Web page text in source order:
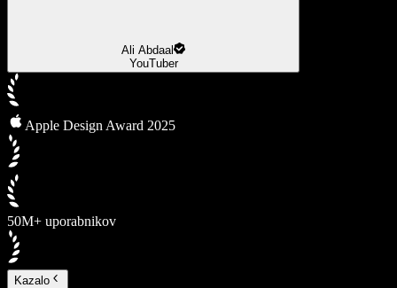
Ali Abdaal
YouTuber
Apple Design Award 2025
50M+ uporabnikov
Kazalo